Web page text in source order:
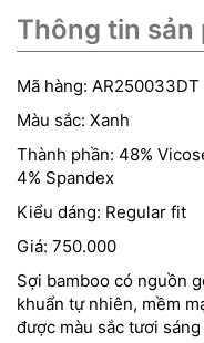
Thông tin sản
Mã hàng: AR250033DT
Màu sắc: Xanh
Thành phần: 48%
4% Spandex
Kiểu dáng: Regular fit
Giá: 750.000
Sợi bamboo có nguồn
khuẩn tự nhiên, mềm
được màu sắc tươi sáng